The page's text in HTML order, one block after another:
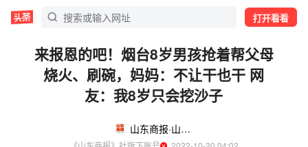
打开看看
来报恩的吧！烟台8岁男孩抢着帮父母
烧火、刷碗，妈妈：不让干也干 网
友：我8岁只会挖沙子
山东商报·山海新闻